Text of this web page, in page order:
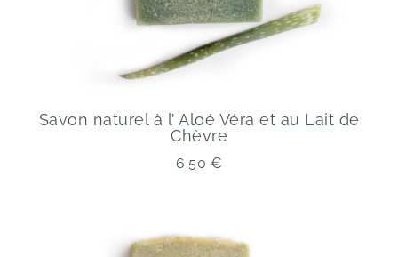
Savon naturel à l’ Aloé Véra et au Lait de
Chèvre
6.50 €